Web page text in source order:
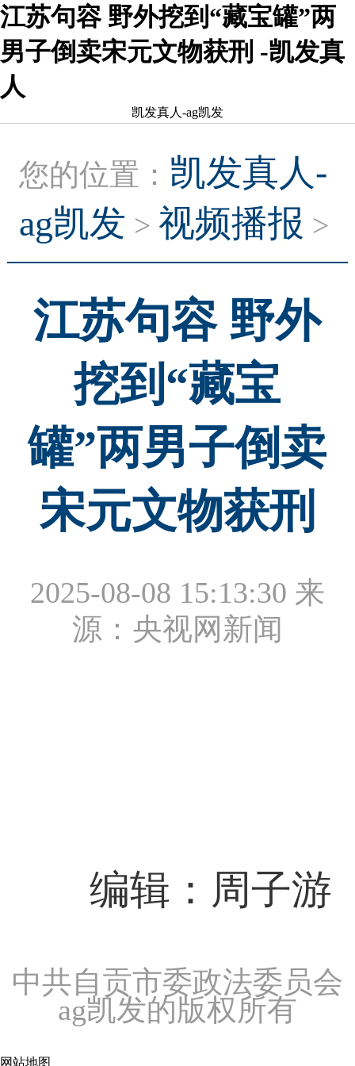
江苏句容 野外挖到“藏宝罐”两
男子倒卖宋元文物获刑 -凯发真
人
凯发真人-ag凯发
您的位置： 凯发真人-
ag凯发 >视频播报 >
江苏句容 野外
挖到“藏宝
罐”两男子倒卖
宋元文物获刑
2025-08-08 15:13:30 来
源：央视网新闻
编辑：周子游
中共自贡市委政法委员会
ag凯发的版权所有
网站地图